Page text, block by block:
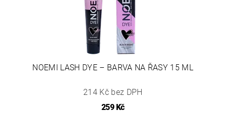
NOEMI LASH DYE – BARVA NA ŘASY 15 ML
214 Kč bez DPH
259 Kč